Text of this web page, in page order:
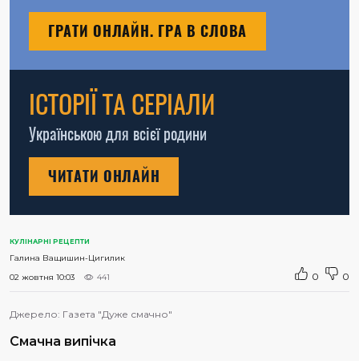
ГРАТИ ОНЛАЙН. ГРА В СЛОВА
ІСТОРІЇ ТА СЕРІАЛИ
Українською для всієї родини
ЧИТАТИ ОНЛАЙН
КУЛІНАРНІ РЕЦЕПТИ
Галина Ващишин-Цигилик
02 жовтня 10:03
441 0 0
Джерело: Газета "Дуже смачно"
Смачна випічка